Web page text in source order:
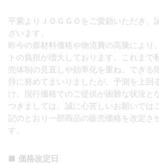
平素よりＪＯＧＧＯをご愛顧いただき、
ざいます。
昨今の原材料価格や物流費の高騰により
トの負担が増大しております。これまで
売体制の見直しや効率化を重ね、できる
持に努めてまいりましたが、予測を上回
け、現行価格でのご提供が困難な状況と
つきましては、誠に心苦しいお願いでは
記のとおり一部商品の販売価格を改定さ
す。
■ 価格改定日